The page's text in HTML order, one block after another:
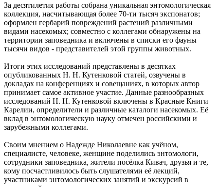
За десятилетия работы собрана уникальная энтомологическая
коллекция, насчитывающая более 70-ти тысяч экспонатов;
оформлен гербарий повреждений растений различными
видами насекомых; совместно с коллегами обнаружены на
территории заповедника и включены в списки его фауны
тысячи видов - представителей этой группы животных.
Итоги этих исследований представлены в десятках
опубликованных Н. Н. Кутенковой статей, озвучены в
докладах на конференциях и совещаниях, в которых автор
принимает самое активное участие. Данные разнообразных
исследований Н. Н. Кутенковой включены в Красные Книги
Карелии, определители и различные каталоги насекомых. Её
вклад в энтомологическую науку отмечен российскими и
зарубежными коллегами.
Своим мнением о Надежде Николаевне как учёном,
специалисте, человеке, женщине поделились энтомологи,
сотрудники заповедника, жители посёлка Кивач, друзья и те,
кому посчастливилось быть слушателями её лекций,
участниками энтомологических занятий и экскурсий в